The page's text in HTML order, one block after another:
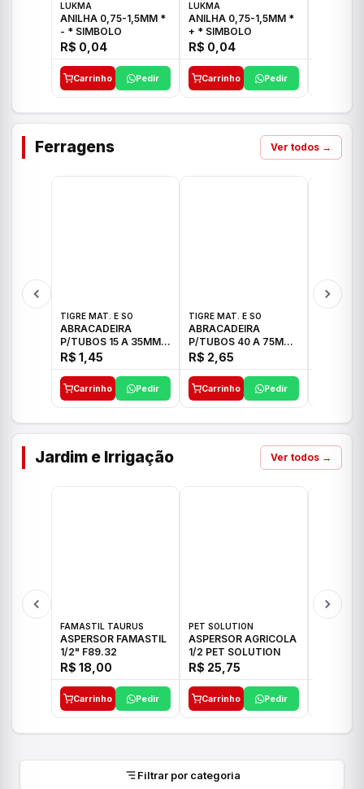
LUKMA
ANILHA 0,75-1,5MM *
- * SIMBOLO
R$ 0,04
Carrinho Pedir
LUKMA
ANILHA 0,75-1,5MM *
+ * SIMBOLO
R$ 0,04
Carrinho Pedir
Ferragens Ver todos →
TIGRE MAT. E SO
ABRACADEIRA
P/TUBOS 15 A 35MM
TIGRE
R$ 1,45
Carrinho Pedir
TIGRE MAT. E SO
ABRACADEIRA
P/TUBOS 40 A 75MM
TIGRE
R$ 2,65
Carrinho Pedir
Jardim e Irrigação Ver todos →
FAMASTIL TAURUS
ASPERSOR FAMASTIL
1/2" F89.32
R$ 18,00
Carrinho Pedir
PET SOLUTION
ASPERSOR AGRICOLA
1/2 PET SOLUTION
R$ 25,75
Carrinho Pedir
Filtrar por categoria